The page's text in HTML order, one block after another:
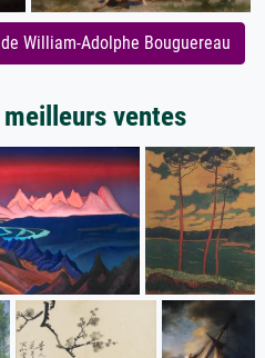
William-Adolphe Bouguereau
ventes